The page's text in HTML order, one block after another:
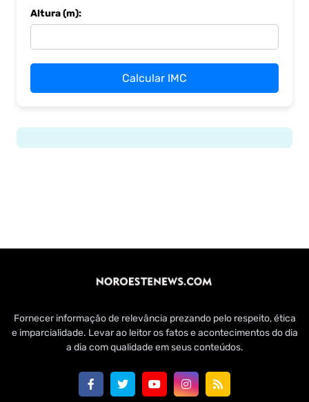
Altura (m):
Calcular IMC
Fornecer informação de relevância prezando pelo respeito, ética
e imparcialidade. Levar ao leitor os fatos e acontecimentos do dia
a dia com qualidade em seus conteúdos.